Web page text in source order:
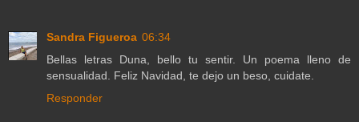
Sandra Figueroa 06:34
Bellas letras Duna, bello tu sentir. Un poema lleno de
sensualidad. Feliz Navidad, te dejo un beso, cuidate.
Responder